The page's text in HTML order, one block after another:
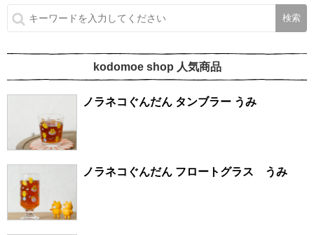
kodomoe shop 人気商品
ノラネコぐんだん タンブラー うみ
ノラネコぐんだん フロートグラス うみ